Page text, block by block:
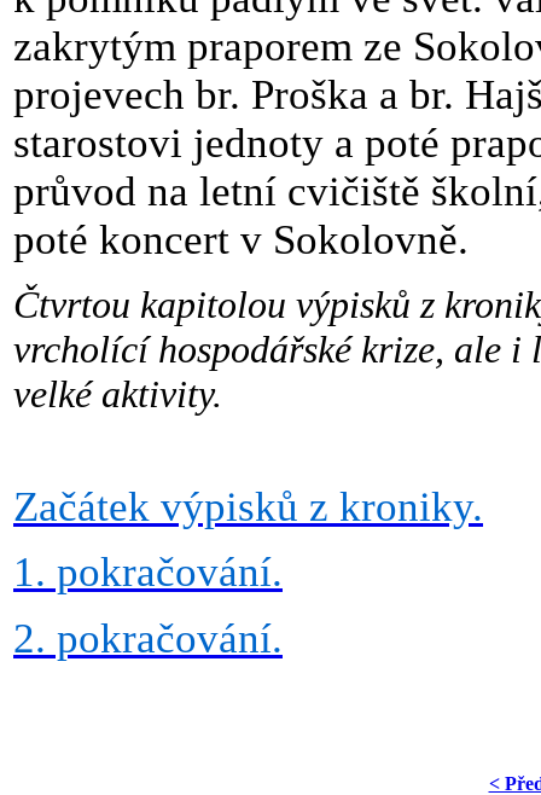
zakrytým praporem ze
projevech br. Proška a br.
starostovi jednoty a poté
průvod na letní cvičiště
poté koncert v Sokolovně.
Čtvrtou kapitolou výpisků z
vrcholící hospodářské krize, ale i
velké aktivity.
Začátek výpisků z kroniky.
1. pokračování.
2. pokračování.
<